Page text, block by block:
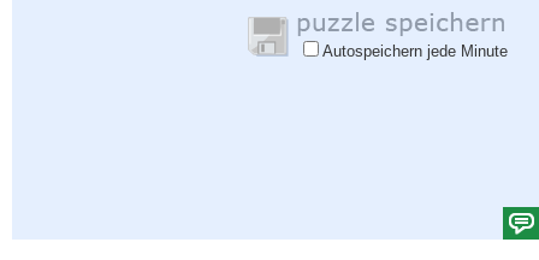
Autospeichern jede Minute